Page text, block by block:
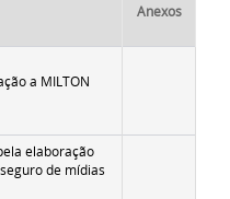
Anexos
a MILTON
elaboração
de mídias